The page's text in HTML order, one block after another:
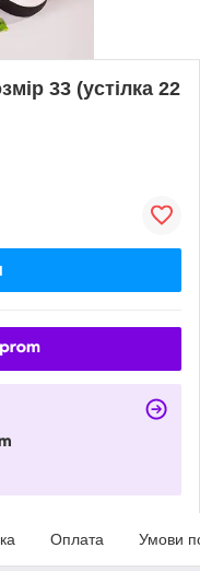
33 (устілка 22
Оплата Умови